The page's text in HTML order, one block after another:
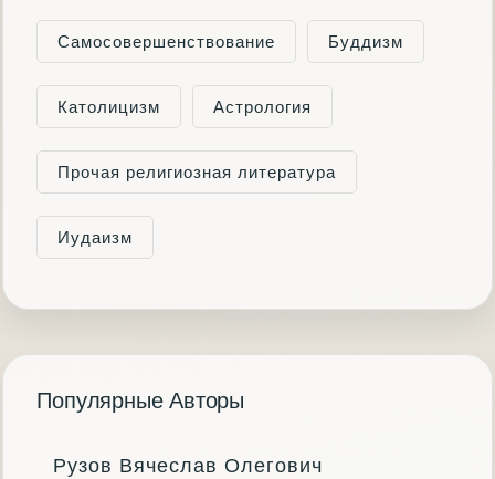
Самосовершенствование Буддизм
Католицизм Астрология
Прочая религиозная литература
Иудаизм
Популярные Авторы
Рузов Вячеслав Олегович